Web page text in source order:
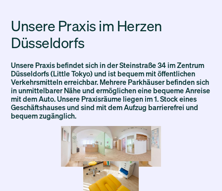
Unsere Praxis im Herzen
Düsseldorfs
Unsere Praxis befindet sich in der Steinstraße 34 im Zentrum
Düsseldorfs (Little Tokyo) und ist bequem mit öffentlichen
Verkehrsmitteln erreichbar. Mehrere Parkhäuser befinden sich
in unmittelbarer Nähe und ermöglichen eine bequeme Anreise
mit dem Auto. Unsere Praxisräume liegen im 1. Stock eines
Geschäftshauses und sind mit dem Aufzug barrierefrei und
bequem zugänglich.